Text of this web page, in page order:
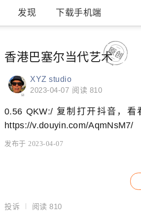
发现 下载手机端
香港巴塞尔当代艺术
XYZ studio
2023-04-07 阅读 810
0.56 QKW:/ 复制打开抖音，
https://v.douyin.com/AqmNsM7/
发布于 2023-04-07
投诉 阅读 810